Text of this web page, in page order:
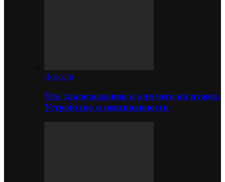
Новости
Что такое маховик и для чего он нужен.
Устройство и неисправности